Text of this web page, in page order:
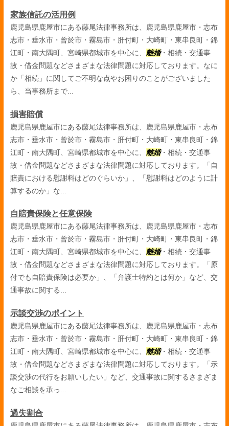
家族信託の活用例
鹿児島県鹿屋市にある藤尾法律事務所は、鹿児島県鹿屋市・志布
志市・垂水市・曾於市・霧島市・肝付町・大崎町・東串良町・錦
江町・南大隅町、宮崎県都城市を中心に、 離婚・相続・交通事
故・借金問題などさまざまな法律問題に対応しております。なに
か「相続」に関してご不明な点やお困りのことがございました
ら、当事務所まで...
損害賠償
鹿児島県鹿屋市にある藤尾法律事務所は、鹿児島県鹿屋市・志布
志市・垂水市・曾於市・霧島市・肝付町・大崎町・東串良町・錦
江町・南大隅町、宮崎県都城市を中心に、 離婚・相続・交通事
故・借金問題などさまざまな法律問題に対応しております。「自
賠責における慰謝料はどのぐらいか」、「慰謝料はどのように計
算するのか」な...
自賠責保険と任意保険
鹿児島県鹿屋市にある藤尾法律事務所は、鹿児島県鹿屋市・志布
志市・垂水市・曾於市・霧島市・肝付町・大崎町・東串良町・錦
江町・南大隅町、宮崎県都城市を中心に、 離婚・相続・交通事
故・借金問題などさまざまな法律問題に対応しております。「原
付でも自賠責保険は必要か」、「弁護士特約とは何か」など、交
通事故に関する...
示談交渉のポイント
鹿児島県鹿屋市にある藤尾法律事務所は、鹿児島県鹿屋市・志布
志市・垂水市・曾於市・霧島市・肝付町・大崎町・東串良町・錦
江町・南大隅町、宮崎県都城市を中心に、 離婚・相続・交通事
故・借金問題などさまざまな法律問題に対応しております。「示
談交渉の代行をお願いしたい」など、交通事故に関するさまざま
なご相談を承っ...
過失割合